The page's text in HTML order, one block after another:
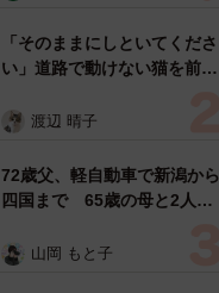
「そのままにしといてくださ
い」道路で動けない猫を前に
ようとした4日間 「命の重
表の訴え
渡辺 晴子
72歳父、軽自動車で新潟から
四国まで 65歳の母と2人で
憩まで分刻み… 「大学生で
山岡 もと子